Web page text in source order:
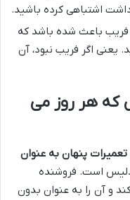
اشتباهی کرده باشید.
فریب باعث شده باشد که
یعنی اگر فریب نبود، آن
که هر روز می
پنهان به عنوان
است. فروشنده
و آن را به عنوان بدون